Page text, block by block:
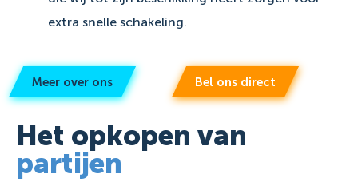
extra snelle schakeling.
Meer over ons Bel ons direct
Het opkopen van
partijen